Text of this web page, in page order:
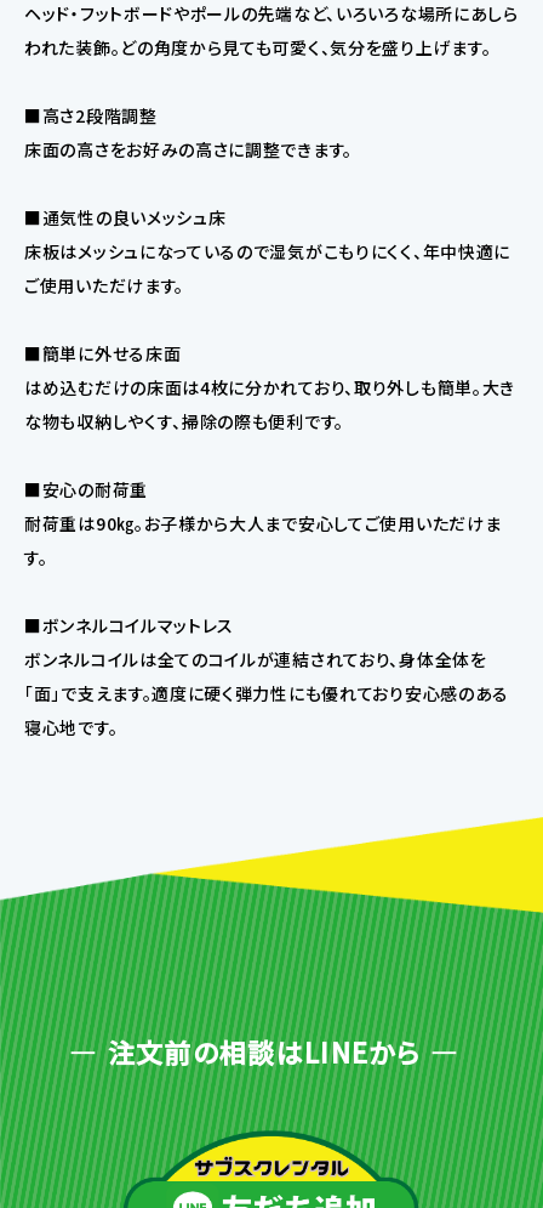
ヘッド・フットボードやポールの先端など、いろいろな場所にあしら
われた装飾。どの角度から見ても可愛く、気分を盛り上げます。
■高さ2段階調整
床面の高さをお好みの高さに調整できます。
■通気性の良いメッシュ床
床板はメッシュになっているので湿気がこもりにくく、年中快適に
ご使用いただけます。
■簡単に外せる床面
はめ込むだけの床面は4枚に分かれており、取り外しも簡単。大き
な物も収納しやくす、掃除の際も便利です。
■安心の耐荷重
耐荷重は90㎏。お子様から大人まで安心してご使用いただけま
す。
■ボンネルコイルマットレス
ボンネルコイルは全てのコイルが連結されており、身体全体を
「面」で支えます。適度に硬く弾力性にも優れており安心感のある
寝心地です。
注文前の相談はLINEから